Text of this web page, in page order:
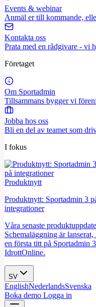
Events & webinar
Anmäl er till kommande,
Kontakta oss
Prata med en rådgivare - vi
Företaget
Om Sportadmin
Tillsammans bygger vi
Jobba hos oss
Bli en del av teamet som
I fokus
Produktnytt
Produktnytt: Sportadmin 3
integrationer
Våra senaste
Schemaläggning är
en första titt på Sportadmin
IdrottOnline.
SV
EnglishNederlandsSvenska
Boka demo Logga in